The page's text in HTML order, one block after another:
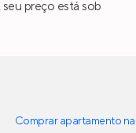
preço está sob
Comprar apartamento